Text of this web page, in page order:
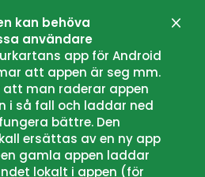
kan behöva
användare
app för Android
att appen är seg mm.
att man raderar appen
i så fall och laddar ned
bättre. Den
ersättas av en ny app
gamla appen laddar
lokalt i appen (för